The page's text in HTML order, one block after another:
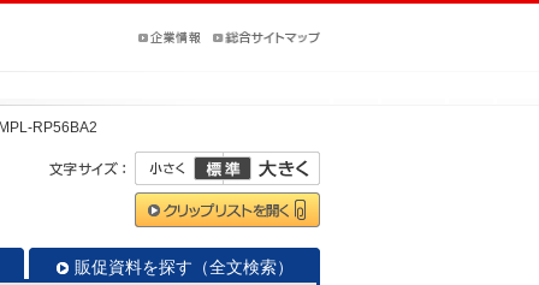
RP56BA2
販促資料を探す（全文検索）